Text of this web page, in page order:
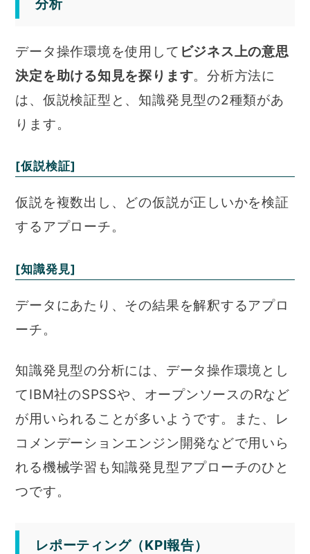
分析
データ操作環境を使用して ビジネス上の意思
決定を助ける知見を探ります。分析方法に
は、仮説検証型と、知識発見型の2種類があ
ります。
[仮説検証]
仮説を複数出し、どの仮説が正しいかを検証
するアプローチ。
[知識発見]
データにあたり、その結果を解釈するアプロ
ーチ。
知識発見型の分析には、データ操作環境とし
てIBM社のSPSSや、オープンソースのRなど
が用いられることが多いようです。また、レ
コメンデーションエンジン開発などで用いら
れる機械学習も知識発見型アプローチのひと
つです。
レポーティング（KPI報告）